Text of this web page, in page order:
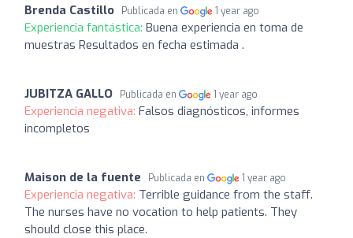
Brenda Castillo Publicada en 1 year ago
Experiencia fantástica: Buena experiencia en toma de
muestras Resultados en fecha estimada .
JUBITZA GALLO Publicada en 1 year ago
Experiencia negativa: Falsos diagnósticos, informes
incompletos
Maison de la fuente Publicada en 1 year ago
Experiencia negativa: Terrible guidance from the staff.
The nurses have no vocation to help patients. They
should close this place.